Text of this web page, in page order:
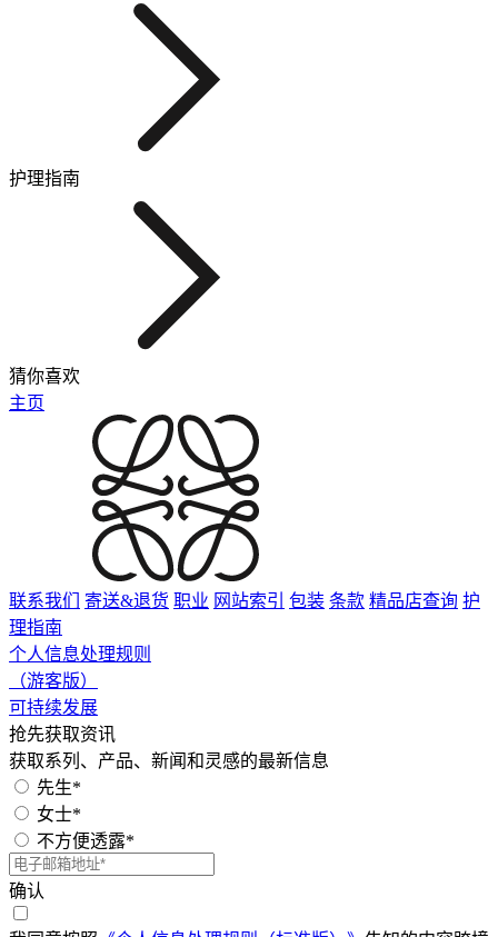
护理指南
猜你喜欢
主页
联系我们 寄送&退货 职业 网站索引 包装 条款 精品店查询 护
理指南
个人信息处理规则
（游客版）
可持续发展
抢先获取资讯
获取系列、产品、新闻和灵感的最新信息
先生*
女士*
不方便透露*
确认